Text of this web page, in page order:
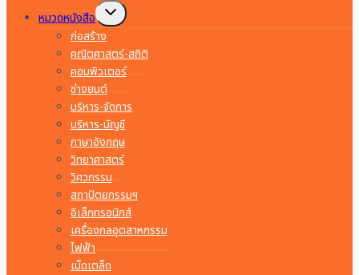
หมวดหนังสือ
Toggle
child
menu
ก่อสร้าง
คณิตศาสตร์-สถิติ
คอมพิวเตอร์
ช่างยนต์
บริหาร-จัดการ
บริหาร-บัญชี
ภาษาอังกฤษ
วิทยาศาสตร์
วิศวกรรม
สถาปัตยกรรมฯ
อิเล็กทรอนิกส์
เครื่องกลอุตสาหกรรม
ไฟฟ้า
เบ็ดเตล็ด